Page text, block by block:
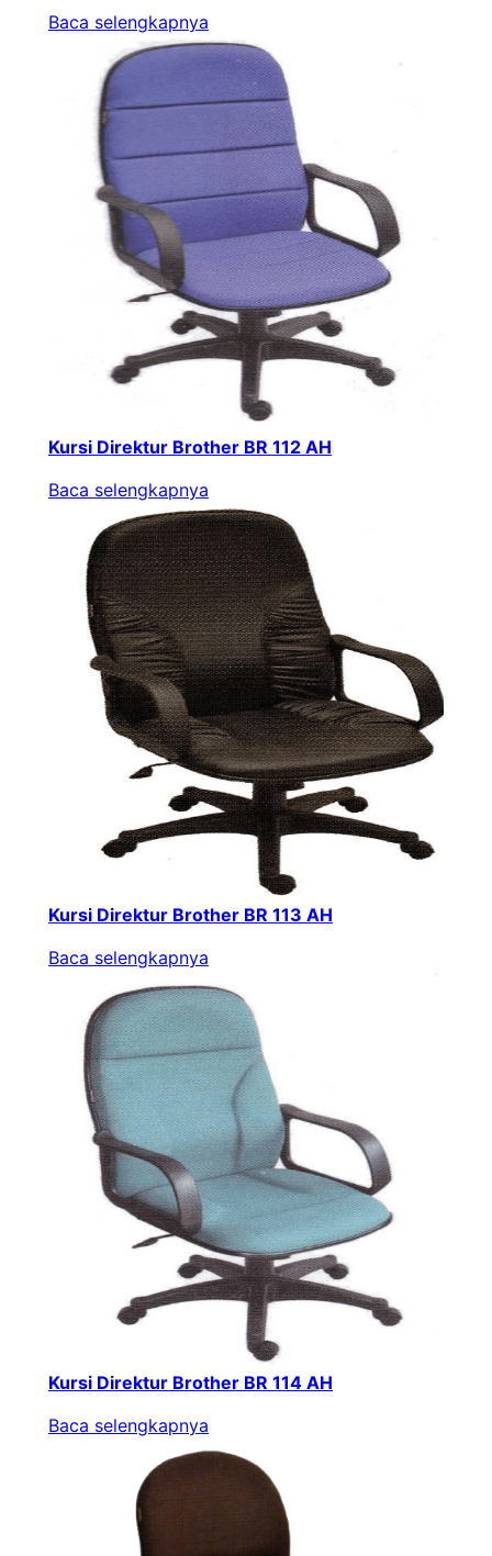
Baca selengkapnya
Kursi Direktur Brother BR 112 AH
Baca selengkapnya
Kursi Direktur Brother BR 113 AH
Baca selengkapnya
Kursi Direktur Brother BR 114 AH
Baca selengkapnya